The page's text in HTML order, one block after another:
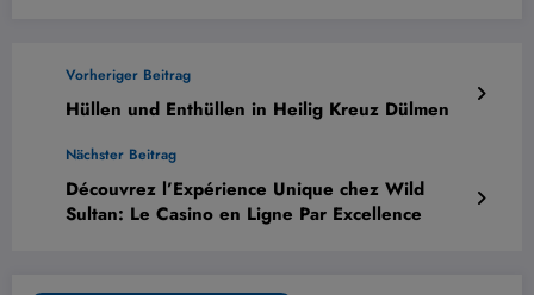
Vorheriger Beitrag
Hüllen und Enthüllen in Heilig Kreuz Dülmen
Nächster Beitrag
Découvrez l’Expérience Unique chez Wild
Sultan: Le Casino en Ligne Par Excellence